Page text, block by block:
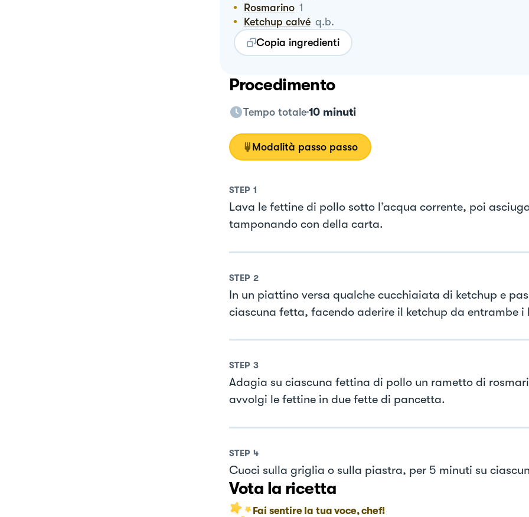
Rosmarino 1
Ketchup calvé q.b.
Copia ingredienti
Procedimento
Tempo totale 10 minuti
Modalità passo passo
STEP 1
Lava le fettine di pollo sotto l’acqua corrente, poi
tamponando con della carta.
STEP 2
In un piattino versa qualche cucchiaiata di ketchup e
ciascuna fetta, facendo aderire il ketchup da entrambe i
STEP 3
Adagia su ciascuna fettina di pollo un rametto di
avvolgi le fettine in due fette di pancetta.
STEP 4
Cuoci sulla griglia o sulla piastra, per 5 minuti su
Vota la ricetta
Fai sentire la tua voce, chef!